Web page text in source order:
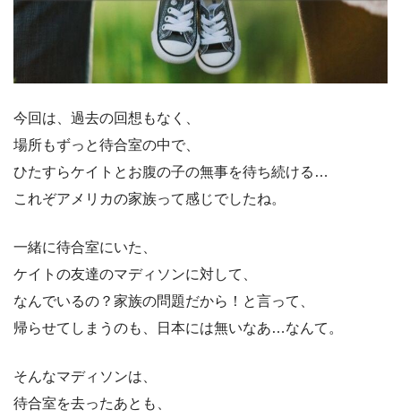
今回は、過去の回想もなく、
場所もずっと待合室の中で、
ひたすらケイトとお腹の子の無事を待ち続ける…
これぞアメリカの家族って感じでしたね。
一緒に待合室にいた、
ケイトの友達のマディソンに対して、
なんでいるの？家族の問題だから！と言って、
帰らせてしまうのも、日本には無いなあ…なんて。
そんなマディソンは、
待合室を去ったあとも、